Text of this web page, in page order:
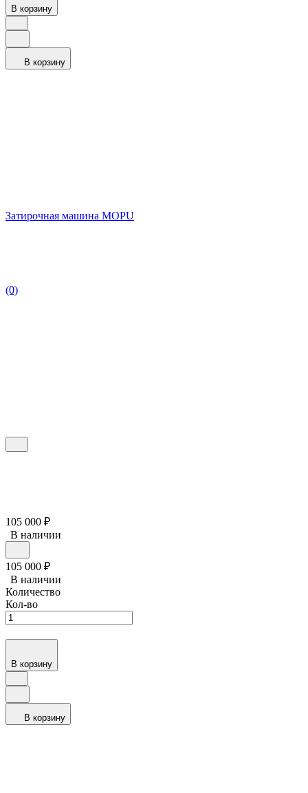
В корзину
В корзину
Затирочная машина MOPU
(0)
105 000 ₽
В наличии
105 000 ₽
В наличии
Количество
Кол-во
В корзину
В корзину